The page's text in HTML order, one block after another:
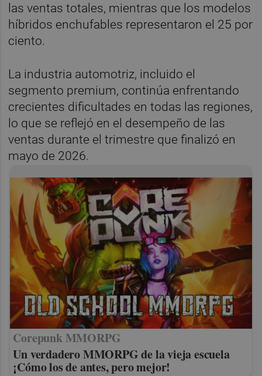
las ventas totales, mientras que los modelos
híbridos enchufables representaron el 25 por
ciento.
La industria automotriz, incluido el
segmento premium, continúa enfrentando
crecientes dificultades en todas las regiones,
lo que se reflejó en el desempeño de las
ventas durante el trimestre que finalizó en
mayo de 2026.
Corepunk MMORPG
Un verdadero MMORPG de la vieja escuela
¡Cómo los de antes, pero mejor!